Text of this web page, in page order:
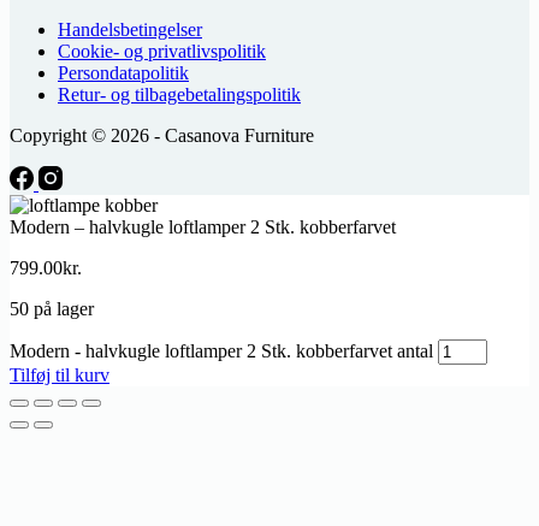
Handelsbetingelser
Cookie- og privatlivspolitik
Persondatapolitik
Retur- og tilbagebetalingspolitik
Copyright © 2026 - Casanova Furniture
Modern – halvkugle loftlamper 2 Stk. kobberfarvet
799.00kr.
50 på lager
Modern - halvkugle loftlamper 2 Stk. kobberfarvet antal
Tilføj til kurv